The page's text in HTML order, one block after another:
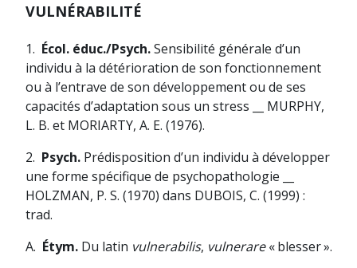
VULNÉRABILITÉ
1. Écol. éduc./Psych.Sensibilité générale d’un
individu à la détérioration de son fonctionnement
ou à l’entrave de son développement ou de ses
capacités d’adaptation sous un stress __ MURPHY,
L. B. et MORIARTY, A. E. (1976).
2. Psych. Prédisposition d’un individu à développer
une forme spécifique de psychopathologie __
HOLZMAN, P. S. (1970) dans DUBOIS, C. (1999) :
trad.
A. Étym.Du latin vulnerabilis, vulnerare« blesser ».